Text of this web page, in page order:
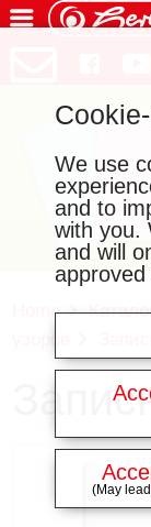
Home
We use
and to
with you.
and will
(May